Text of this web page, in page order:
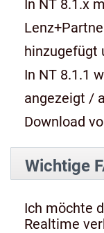
In NT 8.1.x
hinzugefügt
In NT 8.1.1
angezeigt /
Download
Wichtige
Ich möchte
Realtime